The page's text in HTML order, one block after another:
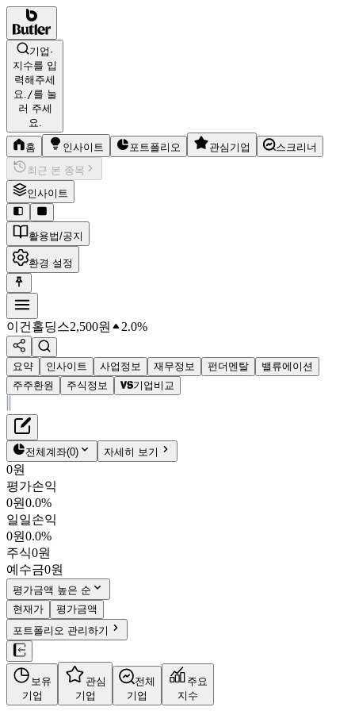
기업·
지수를 입
력해주세
요./를 눌
러 주세
요.
홈 인사이트 포트폴리오 관심기업
스크리너
최근 본 종목
인사이트
활용법/공지
환경 설정
이건홀딩스2,500원 2.0%
요약 인사이트 사업정보 재무정보 펀더멘탈
밸류에이션
주주환원
주식정보 기업비교
이건홀딩스
2,500원
039020
KOSDAQ
시가총액
PBR0.30
PER-
fPER -
배당수익률2.00%
자사주비율-
결산월12월
4분기누적
10년
주재무제표
재무정보
펀더멘탈
밸류에이션
주주환원
주식정보
전체계좌(0) 자세히 보기
0원
평가손익
0원0.0%
일일손익
0원0.0%
주식0원
예수금0원
평가금액 높은 순
현재가
평가금액
포트폴리오 관리하기
보유
기업
관심
기업
전체
기업
주요
지수